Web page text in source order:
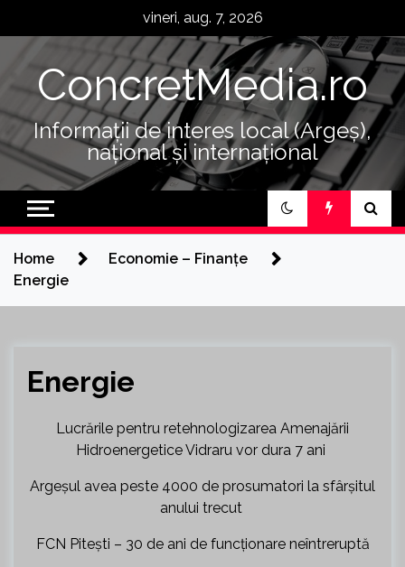
vineri, aug. 7, 2026
ConcretMedia.ro
Informații de interes local (Argeș),
național și internațional
Home
Economie – Finanțe
Energie
Energie
Lucrările pentru retehnologizarea Amenajării
Hidroenergetice Vidraru vor dura 7 ani
Argeșul avea peste 4000 de prosumatori la sfârșitul
anului trecut
FCN Pitești – 30 de ani de funcționare neîntreruptă